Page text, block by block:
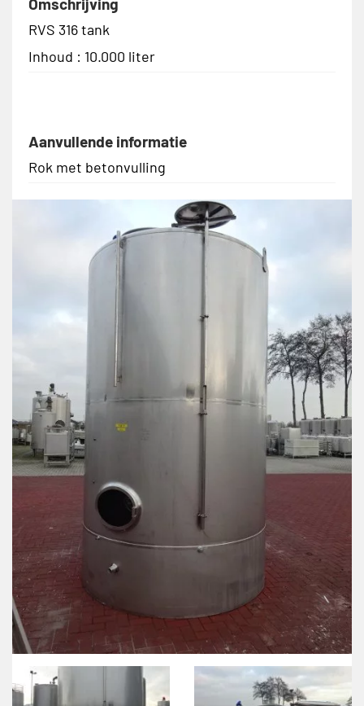
Omschrijving
RVS 316 tank
Inhoud : 10.000 liter
Aanvullende informatie
Rok met betonvulling